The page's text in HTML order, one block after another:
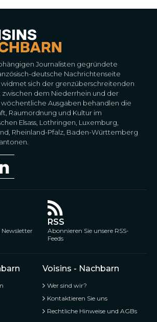
Journalisten gegründete
deutsche Nachrichtenseite
widmet sich der grenzüberschreitenden
dem Niederrhein und der
Ausgaben behandlen die
Raumordnung und Kultur im
Elsass, Lothringen, Luxemburg,
Rheinland-Pfalz, Baden-Württemberg
Newsletter
RSS
Abonnieren Sie unsere RSS-
Feeds
Voisins - Nachbarn
Wer sind wir?
Kontaktieren Sie uns
Rechtliche Hinweise und AGBs